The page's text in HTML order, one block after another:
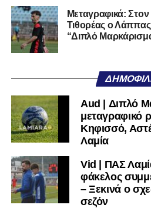
Τρικάλων,Νίκο Μπαδήμα
Ερασιτεχνών.
Ακολουθήστε το
υπόλοιπο κόσμο. Ακολουθήστε
Twitterκαι στο
μαθαίνετε σε χρόνο dt όλα τα νέα.
Μεταγραφικά:
Τιθορέας ο
“Διπλό
Aud | Διπλό
μεταγραφικό
Κηφισσό,
Λαμία
Vid | ΠΑΣ
φάκελος
– Ξεκινά ο
σεζόν